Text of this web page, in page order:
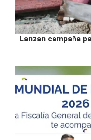
Lanzan campaña